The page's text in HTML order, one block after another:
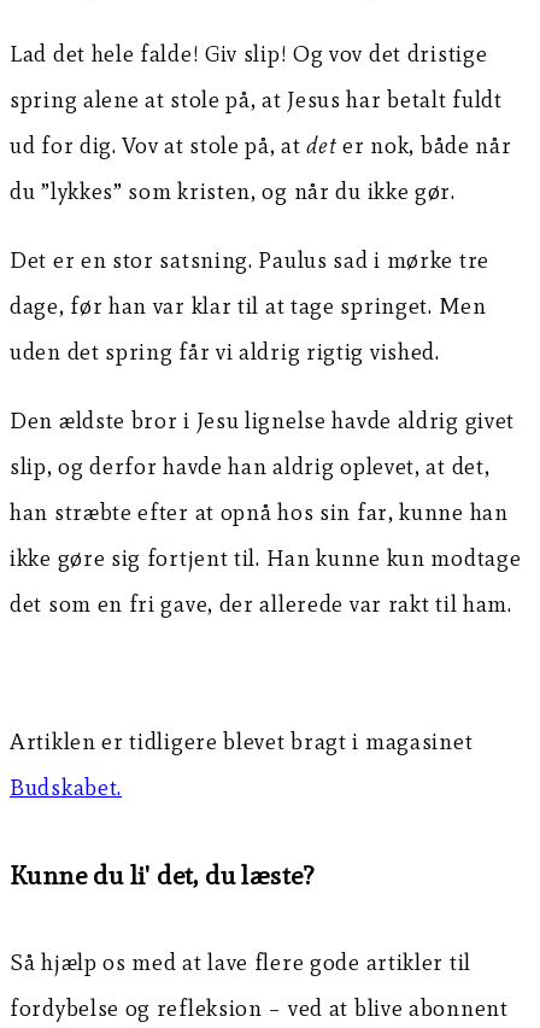
Lad det hele falde! Giv slip! Og vov det dristige
spring alene at stole på, at Jesus har betalt fuldt
ud for dig. Vov at stole på, atdet er nok, både når
du ”lykkes” som kristen, og når du ikke gør.
Det er en stor satsning. Paulus sad i mørke tre
dage, før han var klar til at tage springet. Men
uden det spring får vi aldrig rigtig vished.
Den ældste bror i Jesu lignelse havde aldrig givet
slip, og derfor havde han aldrig oplevet, at det,
han stræbte efter at opnå hos sin far, kunne han
ikke gøre sig fortjent til. Han kunne kun modtage
det som en fri gave, der allerede var rakt til ham.
Artiklen er tidligere blevet bragt i magasinet
Budskabet.
Kunne du li' det, du læste?
Så hjælp os med at lave flere gode artikler til
fordybelse og refleksion – ved at blive abonnent